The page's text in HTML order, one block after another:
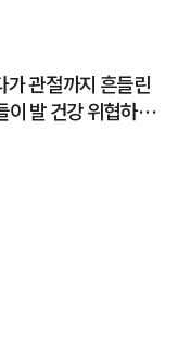
관절까지 흔들린
발 건강 위협하는